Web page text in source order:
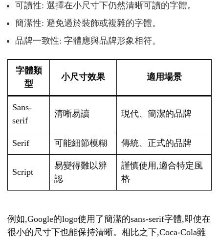
可讀性: 選擇在小尺寸下仍然清晰可讀的字體。
簡潔性: 避免過於裝飾或複雜的字體。
品牌一致性: 字體應與品牌形象相符。
字體類
型
小尺寸效果 適用場景
Sans-
serif
清晰易讀 現代、簡潔的品牌
Serif 可能細節模糊 傳統、正式的品牌
Script
易變得難以辨
認
謹慎使用,適合特定風
格
例如,Google的logo使用了簡潔的sans-serif字體,即使在
很小的尺寸下也能保持清晰。相比之下,Coca-Cola雖